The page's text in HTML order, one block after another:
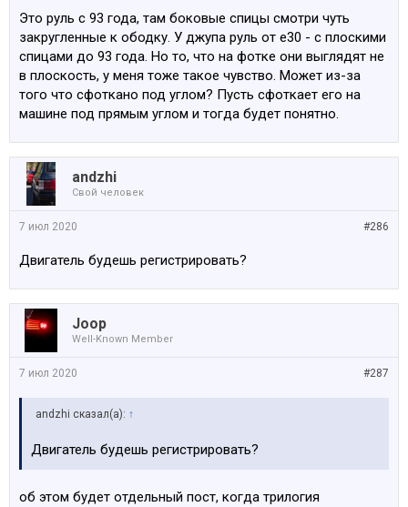
Это руль c 93 года, там боковые спицы смотри чуть
закругленные к ободку. У джупа руль от е30 - с плоскими
спицами до 93 года. Но то, что на фотке они выглядят не
в плоскость, у меня тоже такое чувство. Может из-за
того что сфоткано под углом? Пусть сфоткает его на
машине под прямым углом и тогда будет понятно.
аndzhi
Свой человек
#286
7 июл 2020
Двигатель будешь регистрировать?
Joop
Well-Known Member
#287
7 июл 2020
аndzhi сказал(а): ↑
Двигатель будешь регистрировать?
об этом будет отдельный пост, когда трилогия